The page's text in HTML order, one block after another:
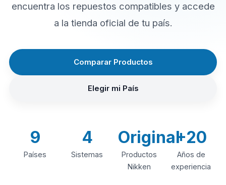
encuentra los repuestos compatibles y accede
a la tienda oficial de tu país.
Comparar Productos
Elegir mi País
9
Países
4
Sistemas
Original
Productos
Nikken
+20
Años de
experiencia